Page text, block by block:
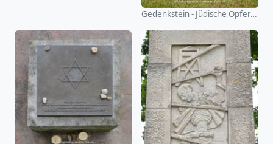
Gedenkstein - Jüdische Opfer dews Nationalsozialismus